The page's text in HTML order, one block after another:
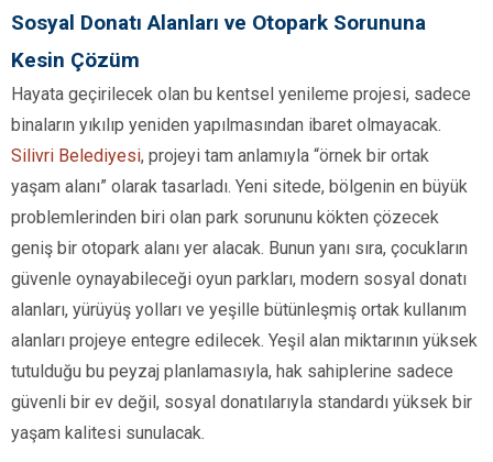
Sosyal Donatı Alanları ve Otopark Sorununa
Kesin Çözüm
Hayata geçirilecek olan bu kentsel yenileme projesi, sadece
binaların yıkılıp yeniden yapılmasından ibaret olmayacak.
Silivri Belediyesi, projeyi tam anlamıyla “örnek bir ortak
yaşam alanı” olarak tasarladı. Yeni sitede, bölgenin en büyük
problemlerinden biri olan park sorununu kökten çözecek
geniş bir otopark alanı yer alacak. Bunun yanı sıra, çocukların
güvenle oynayabileceği oyun parkları, modern sosyal donatı
alanları, yürüyüş yolları ve yeşille bütünleşmiş ortak kullanım
alanları projeye entegre edilecek. Yeşil alan miktarının yüksek
tutulduğu bu peyzaj planlamasıyla, hak sahiplerine sadece
güvenli bir ev değil, sosyal donatılarıyla standardı yüksek bir
yaşam kalitesi sunulacak.